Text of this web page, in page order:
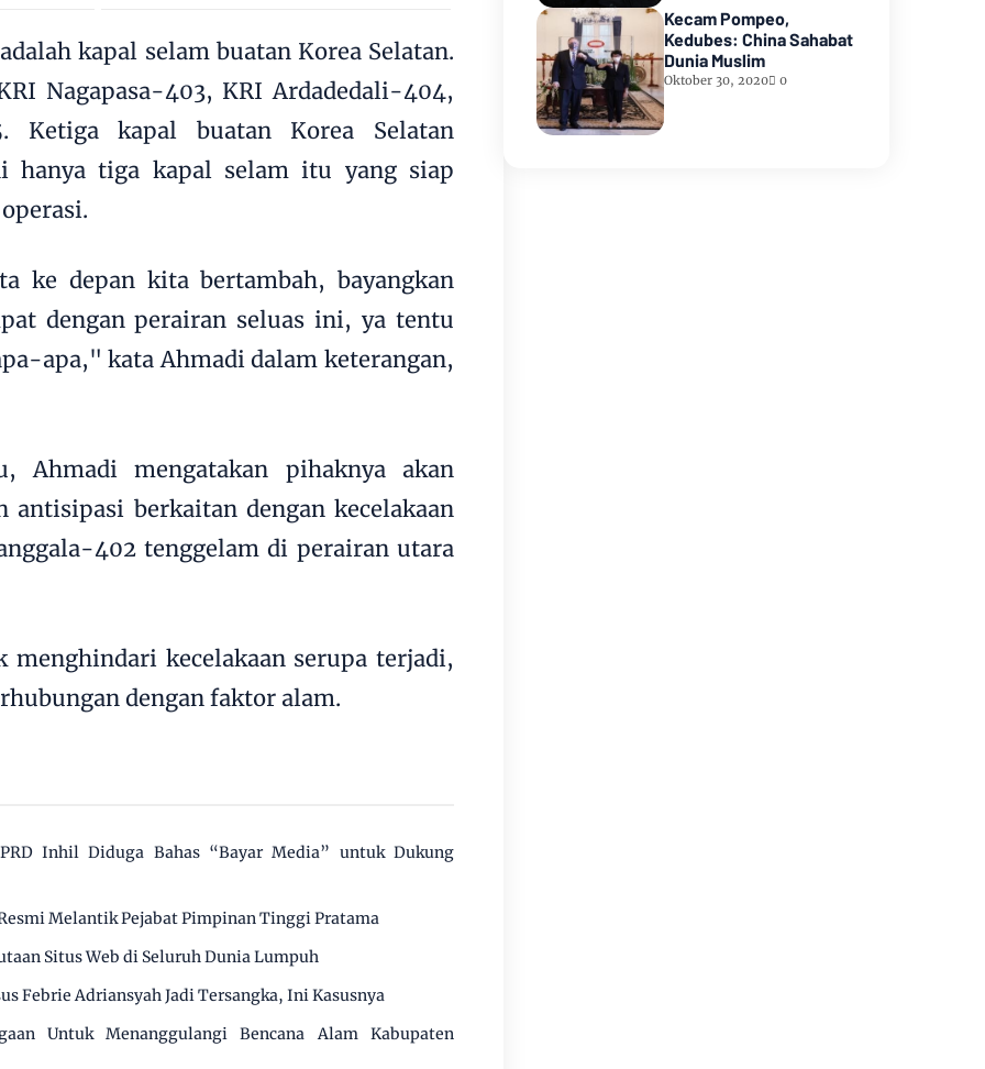
kapal selam buatan Korea Selatan.
Nagapasa-403, KRI Ardadedali-404,
Ketiga kapal buatan Korea Selatan
hanya tiga kapal selam itu yang siap
ke depan kita bertambah, bayangkan
dengan perairan seluas ini, ya tentu
apa," kata Ahmadi dalam keterangan,
Ahmadi mengatakan pihaknya akan
antisipasi berkaitan dengan kecelakaan
402 tenggelam di perairan utara
kecelakaan serupa terjadi,
dengan faktor alam.
Inhil Diduga Bahas “Bayar Media” untuk Dukung
Melantik Pejabat Pimpinan Tinggi Pratama
Situs Web di Seluruh Dunia Lumpuh
Febrie Adriansyah Jadi Tersangka, Ini Kasusnya
Untuk Menanggulangi Bencana Alam Kabupaten
Kecam Pompeo,
Kedubes: China Sahabat
Dunia Muslim
Oktober 30, 2020 0